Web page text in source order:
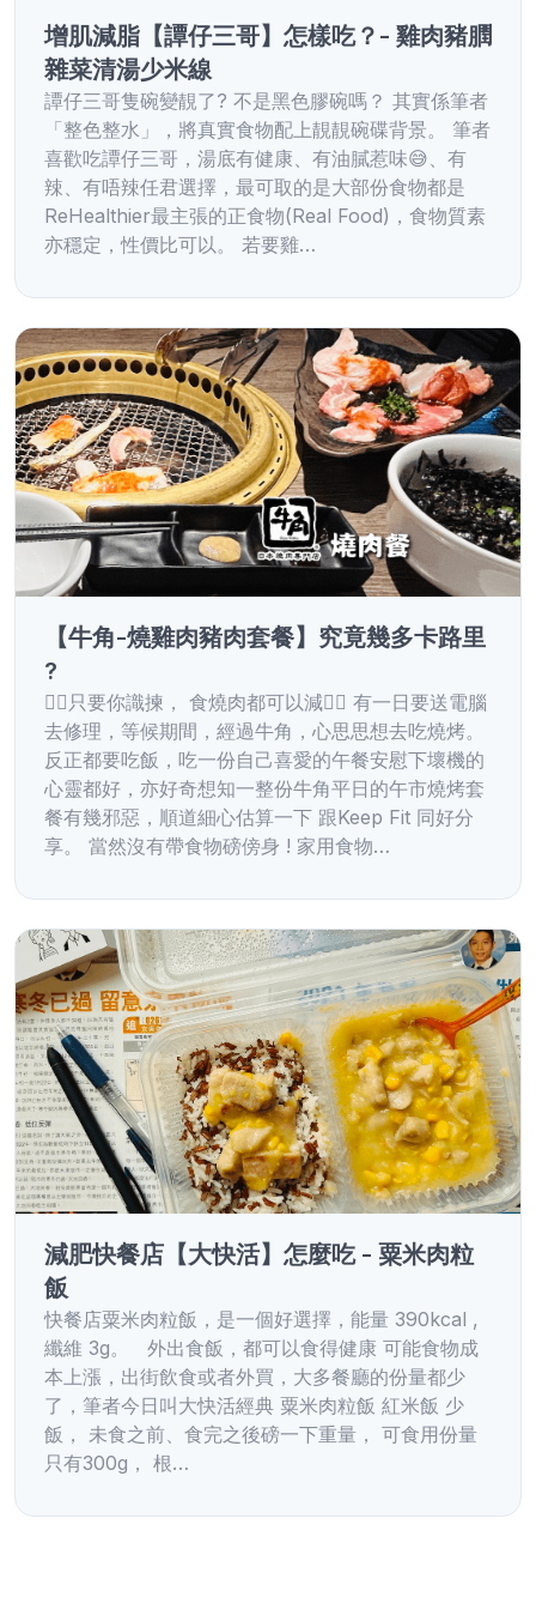
增肌減脂【譚仔三哥】怎樣吃？- 雞肉豬膶
雜菜清湯少米線
譚仔三哥隻碗變靚了? 不是黑色膠碗嗎？ 其實係筆者
「整色整水」，將真實食物配上靚靚碗碟背景。 筆者
喜歡吃譚仔三哥，湯底有健康、有油膩惹味😅、有
辣、有唔辣任君選擇，最可取的是大部份食物都是
ReHealthier最主張的正食物(Real Food)，食物質素
亦穩定，性價比可以。 若要雞…
【牛角-燒雞肉豬肉套餐】究竟幾多卡路里
?
✌🏻只要你識揀， 食燒肉都可以減✌🏻 有一日要送電腦
去修理，等候期間，經過牛角，心思思想去吃燒烤。
反正都要吃飯，吃一份自己喜愛的午餐安慰下壞機的
心靈都好，亦好奇想知一整份牛角平日的午市燒烤套
餐有幾邪惡，順道細心估算一下 跟Keep Fit 同好分
享。 當然沒有帶食物磅傍身 ! 家用食物…
減肥快餐店【大快活】怎麼吃 - 粟米肉粒
飯
快餐店粟米肉粒飯，是一個好選擇，能量 390kcal ,
纖維 3g。 外出食飯，都可以食得健康 可能食物成
本上漲，出街飲食或者外買，大多餐廳的份量都少
了，筆者今日叫大快活經典 粟米肉粒飯 紅米飯 少
飯， 未食之前、食完之後磅一下重量， 可食用份量
只有300g， 根…